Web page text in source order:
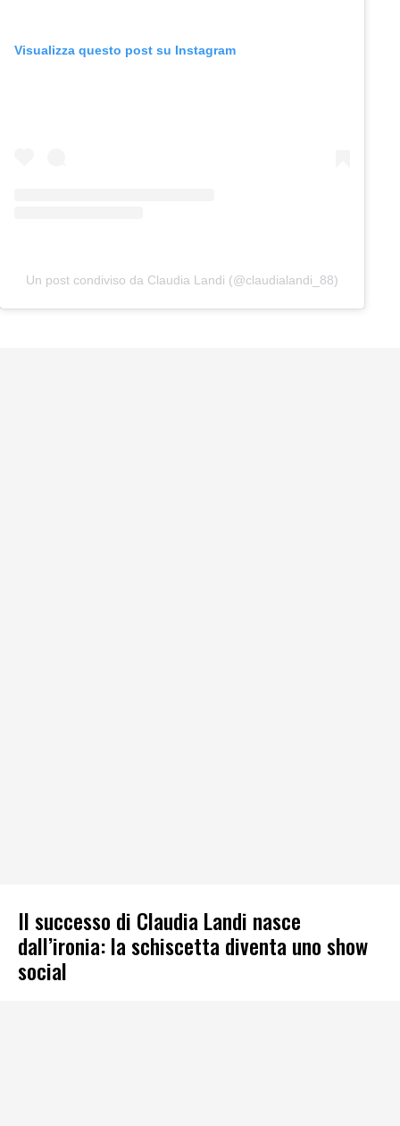
Visualizza questo post su Instagram
Un post condiviso da Claudia Landi (@claudialandi_88)
Il successo di Claudia Landi nasce
dall’ironia: la schiscetta diventa uno show
social